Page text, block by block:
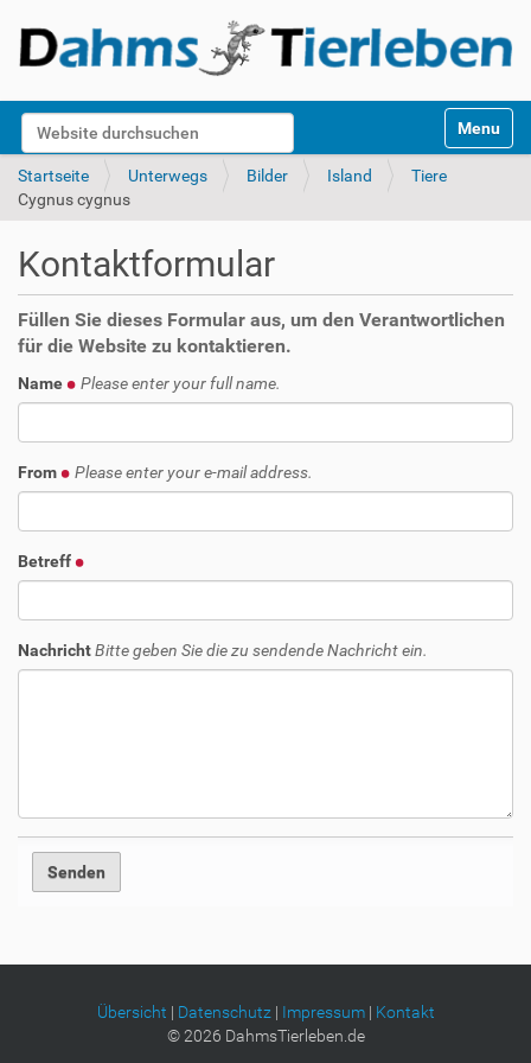
Website durchsuchen
k
Toggle
Startseite Unterwegs Bilder Island
Tiere
Cygnus cygnus
Kontaktformular
Füllen Sie dieses Formular aus, um den Verantwortlichen
für die Website zu kontaktieren.
Name Please enter your full name.
From Please enter your e-mail address.
Betreff
NachrichtBitte geben Sie die zu sendende Nachricht ein.
Übersicht | Datenschutz| Impressum| Kontakt
©2026 DahmsTierleben.de